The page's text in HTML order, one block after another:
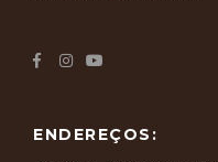
ENDEREÇOS: